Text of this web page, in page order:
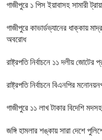
গাজীপুরে ১ পিস ইয়াবাসহ সামারী
গাজীপুরে কাভার্ডভ্যানের ধাক্কায়
অবরোধ
রাষ্ট্রপতি নির্বাচনে ১১ দলীয় জোটের
রাষ্ট্রপতি নির্বাচনে বিএনপির
গাজীপুরে ১১ লাখ টাকার বিদেশি
জঙ্গি হামলার শঙ্কায় সারা দেশে